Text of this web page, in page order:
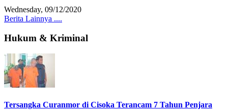
Wednesday, 09/12/2020
Berita Lainnya ....
Hukum & Kriminal
Tersangka Curanmor di Cisoka Terancam 7 Tahun Penjara